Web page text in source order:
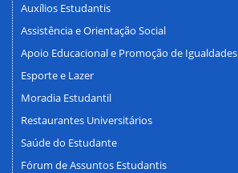
Auxílios Estudantis
Assistência e Orientação Social
Apoio Educacional e Promoção de Igualdades
Esporte e Lazer
Moradia Estudantil
Restaurantes Universitários
Saúde do Estudante
Fórum de Assuntos Estudantis